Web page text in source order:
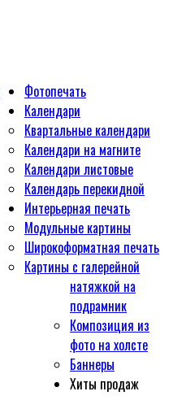
Фотопечать
Календари
Квартальные календари
Календари на магните
Календари листовые
Календарь перекидной
Интерьерная печать
Модульные картины
Широкоформатная печать
Картины с галерейной
натяжкой на
подрамник
Композиция из
фото на холсте
Баннеры
Хиты продаж